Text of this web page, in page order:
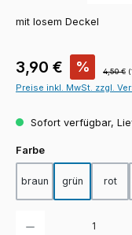
mit losem Deckel
Verkaufspreis:
3,90 € % 4,50 €
Preise inkl. MwSt. zzgl.
Sofort verfügbar,
Farbeauswählen
braun grün rot